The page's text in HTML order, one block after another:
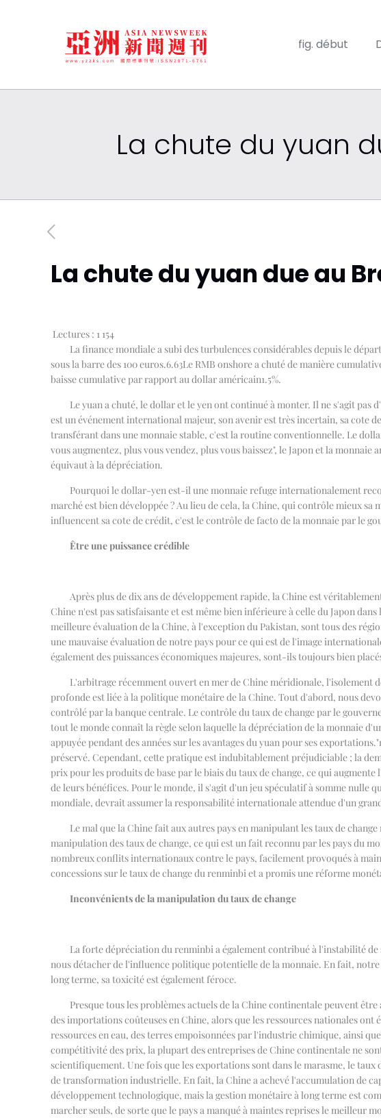
fig. début
La chute du yuan
La chute du yuan due au
Lectures : 1 154
La finance mondiale a subi des turbulences considérables depuis le
sous la barre des 100 euros.6.63Le RMB onshore a chuté de manière
baisse cumulative par rapport au dollar américain1.5%.
Le yuan a chuté, le dollar et le yen ont continué à monter. Il ne s'agit
est un événement international majeur, son avenir est très incertain, sa cote
transférant dans une monnaie stable, c'est la routine conventionnelle. Le
vous augmentez, plus vous vendez, plus vous baissez", le Japon et la
équivaut à la dépréciation.
Pourquoi le dollar-yen est-il une monnaie refuge internationalement
marché est bien développée ? Au lieu de cela, la Chine, qui contrôle mieux
influencent sa cote de crédit, c'est le contrôle de facto de la monnaie par le
Être une puissance crédible
Après plus de dix ans de développement rapide, la Chine est
Chine n'est pas satisfaisante et est même bien inférieure à celle du Japon
meilleure évaluation de la Chine, à l'exception du Pakistan, sont tous des
une mauvaise évaluation de notre pays pour ce qui est de l'image
également des puissances économiques majeures, sont-ils toujours bien
L'arbitrage récemment ouvert en mer de Chine méridionale, l'isolement
profonde est liée à la politique monétaire de la Chine. Tout d'abord, nous
contrôlé par la banque centrale. Le contrôle du taux de change par le
tout le monde connaît la règle selon laquelle la dépréciation de la monnaie
appuyée pendant des années sur les avantages du yuan pour ses exportations."
préservé. Cependant, cette pratique est indubitablement préjudiciable ; la
prix pour les produits de base par le biais du taux de change, ce qui
de leurs bénéfices. Pour le monde, il s'agit d'un jeu spéculatif à somme nulle
mondiale, devrait assumer la responsabilité internationale attendue d'un
Le mal que la Chine fait aux autres pays en manipulant les taux de
manipulation des taux de change, ce qui est un fait reconnu par les pays du
nombreux conflits internationaux contre le pays, facilement provoqués à
concessions sur le taux de change du renminbi et a promis une réforme
Inconvénients de la manipulation du taux de change
La forte dépréciation du renminbi a également contribué à l'instabilité
nous détacher de l'influence politique potentielle de la monnaie. En fait,
long terme, sa toxicité est également féroce.
Presque tous les problèmes actuels de la Chine continentale peuvent
des importations coûteuses en Chine, alors que les ressources nationales
ressources en eau, des terres empoisonnées par l'industrie chimique, ainsi
compétitivité des prix, la plupart des entreprises de Chine continentale ne
scientifiquement. Une fois que les exportations sont dans le marasme, le
de transformation industrielle. En fait, la Chine a achevé l'accumulation de
développement technologique, mais la gestion monétaire à long terme est
marcher seuls, de sorte que le pays a manqué à maintes reprises le